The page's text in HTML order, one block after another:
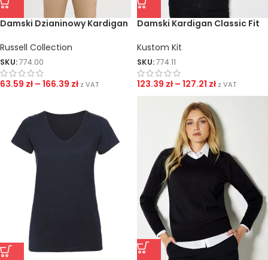
Damski Dzianinowy Kardigan
Russell Collection
SKU:774.00
63.59 zł – 166.39 zł z VAT
Damski Kardigan Classic Fit
Kustom Kit
SKU:774.11
123.39 zł – 127.21 zł z VAT